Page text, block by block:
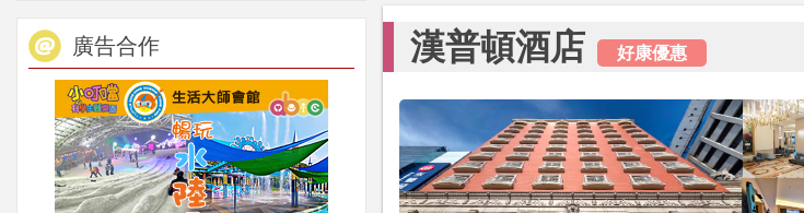
廣告合作 漢普頓酒店 好康優惠